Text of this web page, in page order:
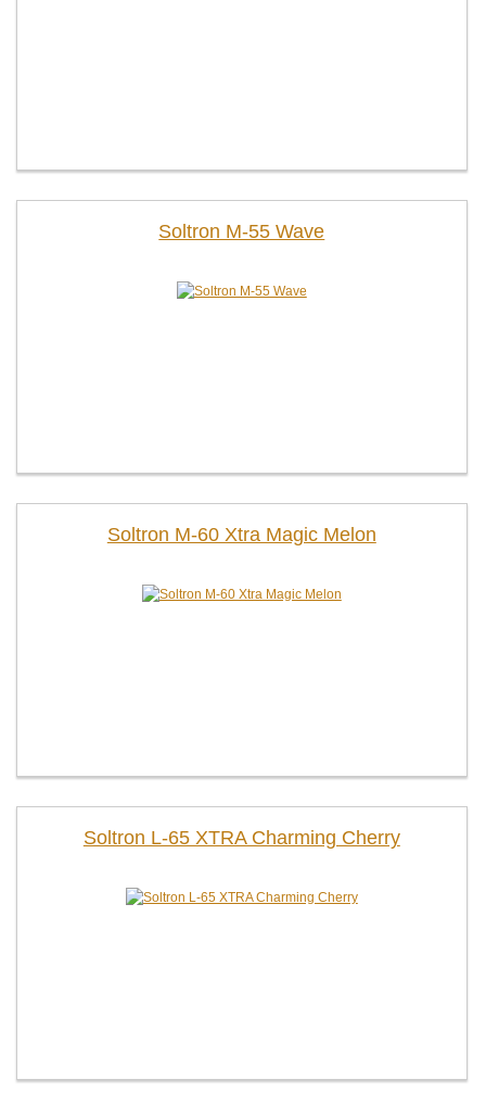
Soltron M-55 Wave
Soltron M-60 Xtra Magic Melon
Soltron L-65 XTRA Charming Cherry